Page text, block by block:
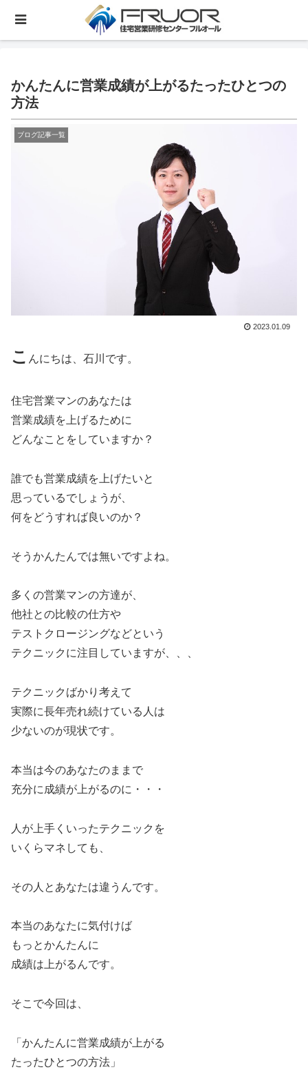
かんたんに営業成績が上がるたったひとつの
方法
ブログ記事一覧
2023.01.09
こ んにちは、石川です。
住宅営業マンのあなたは
営業成績を上げるために
どんなことをしていますか？
誰でも営業成績を上げたいと
思っているでしょうが、
何をどうすれば良いのか？
そうかんたんでは無いですよね。
多くの営業マンの方達が、
他社との比較の仕方や
テストクロージングなどという
テクニックに注目していますが、、、
テクニックばかり考えて
実際に長年売れ続けている人は
少ないのが現状です。
本当は今のあなたのままで
充分に成績が上がるのに・・・
人が上手くいったテクニックを
いくらマネしても、
その人とあなたは違うんです。
本当のあなたに気付けば
もっとかんたんに
成績は上がるんです。
そこで今回は、
「かんたんに営業成績が上がる
たったひとつの方法」